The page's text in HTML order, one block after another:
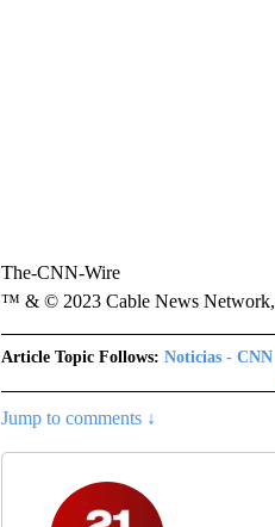
The-CNN-Wire
™ & © 2023 Cable News Network,
Article Topic Follows: Noticias - CNN
Jump to comments ↓